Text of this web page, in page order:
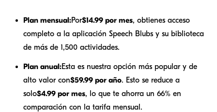
Plan mensual:Por$14.99 por mes, obtienes acceso
completo a la aplicación Speech Blubs y su biblioteca
de más de 1,500 actividades.
Plan anual:Esta es nuestra opción más popular y de
alto valor con$59.99 por año. Esto se reduce a
solo$4.99 por mes, lo que te ahorra un 66% en
comparación con la tarifa mensual.